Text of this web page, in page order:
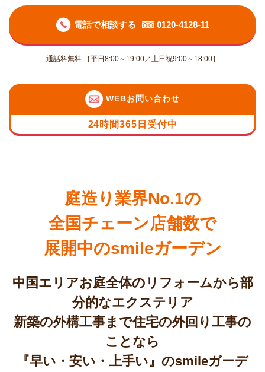
電話で相談する 0120-4128-11
通話料無料 ［平日8:00～19:00／土日祝9:00～18:00］
WEBお問い合わせ
24時間365日受付中
庭造り業界No.1の
全国チェーン店舗数で
展開中のsmileガーデン
中国エリアお庭全体のリフォームから部
分的なエクステリア
新築の外構工事まで住宅の外回り工事の
ことなら
『早い・安い・上手い』のsmileガーデ